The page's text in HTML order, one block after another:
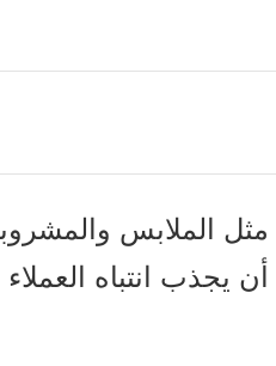
الملابس